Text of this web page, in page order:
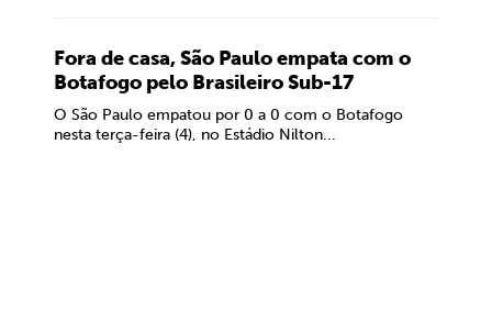
Fora de casa, São Paulo empata com o
Botafogo pelo Brasileiro Sub-17
O São Paulo empatou por 0 a 0 com o Botafogo
nesta terça-feira (4), no Estádio Nilton...